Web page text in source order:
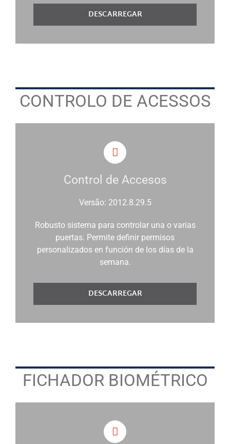
DESCARREGAR
CONTROLO DE ACESSOS
Control de Accesos
Versão: 2012.8.29.5
Robusto sistema para controlar una o varias
puertas. Permite definir permisos
personalizados en función de los días de la
semana.
DESCARREGAR
FICHADOR BIOMÉTRICO